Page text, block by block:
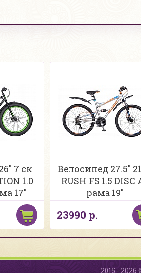
7 ск
1.0
17"
Велосипед 27.5"
RUSH FS 1.5 DISC
рама 19"
23990 р.
2015 -